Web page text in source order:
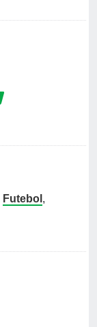
Futebol ,